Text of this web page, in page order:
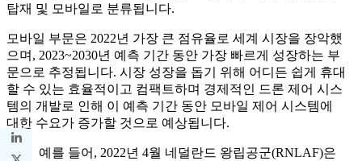
탑재 및 모바일로 분류됩니다.
모바일 부문은 2022년 가장 큰 점유율로 세계 시장을 장악했
으며, 2023~2030년 예측 기간 동안 가장 빠르게 성장하는 부
문으로 추정됩니다. 시장 성장을 돕기 위해 어디든 쉽게 휴대
할 수 있는 효율적이고 컴팩트하며 경제적인 드론 제어 시스
템의 개발로 인해 이 예측 기간 동안 모바일 제어 시스템에
대한 수요가 증가할 것으로 예상됩니다.
예를 들어, 2022년 4월 네덜란드 왕립공군(RNLAF)은